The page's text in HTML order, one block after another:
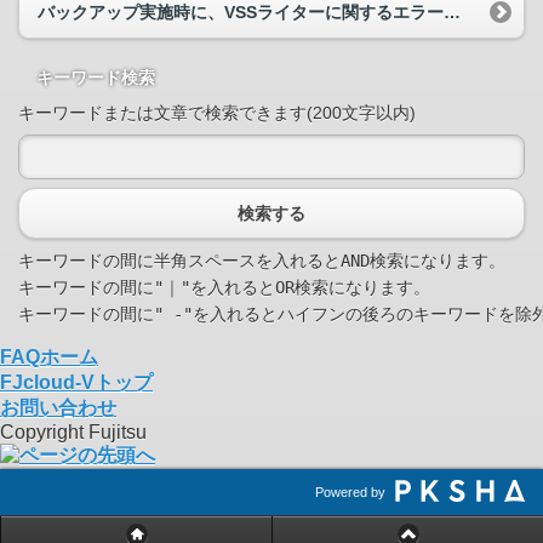
バックアップ実施時に、VSSライターに関するエラーが表示されています。
キーワード検索
キーワードまたは文章で検索できます(200文字以内)
検索する
キーワードの間に半角スペースを入れるとAND検索になります。
キーワードの間に"｜"を入れるとOR検索になります。
FAQホーム
FJcloud-Vトップ
お問い合わせ
Copyright Fujitsu
Powered by